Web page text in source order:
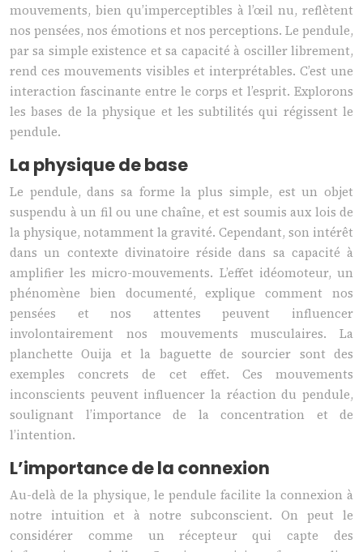
mouvements, bien qu’imperceptibles à l’œil nu, reflètent
nos pensées, nos émotions et nos perceptions. Le pendule,
par sa simple existence et sa capacité à osciller librement,
rend ces mouvements visibles et interprétables. C’est une
interaction fascinante entre le corps et l’esprit. Explorons
les bases de la physique et les subtilités qui régissent le
pendule.
La physique de base
Le pendule, dans sa forme la plus simple, est un objet
suspendu à un fil ou une chaîne, et est soumis aux lois de
la physique, notamment la gravité. Cependant, son intérêt
dans un contexte divinatoire réside dans sa capacité à
amplifier les micro-mouvements. L’effet idéomoteur, un
phénomène bien documenté, explique comment nos
pensées et nos attentes peuvent influencer
involontairement nos mouvements musculaires. La
planchette Ouija et la baguette de sourcier sont des
exemples concrets de cet effet. Ces mouvements
inconscients peuvent influencer la réaction du pendule,
soulignant l’importance de la concentration et de
l’intention.
L’importance de la connexion
Au-delà de la physique, le pendule facilite la connexion à
notre intuition et à notre subconscient. On peut le
considérer comme un récepteur qui capte des